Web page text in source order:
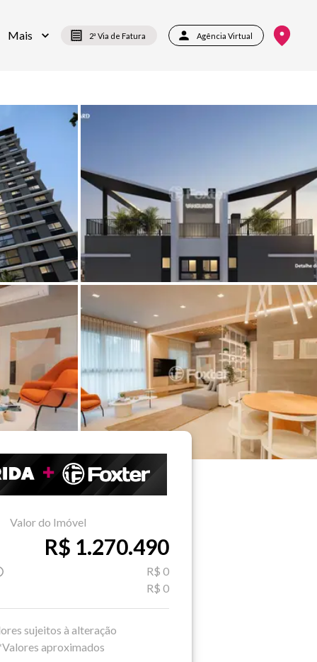
Mais 2ª Via de Fatura Agência Virtual
Valor do Imóvel
R$ 1.270.490
R$ 0
R$ 0
sujeitos à alteração
aproximados